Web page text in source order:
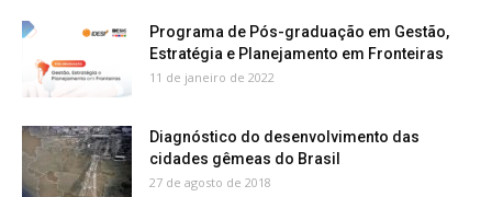
Programa de Pós-graduação em Gestão,
Estratégia e Planejamento em Fronteiras
11 de janeiro de 2022
Diagnóstico do desenvolvimento das
cidades gêmeas do Brasil
27 de agosto de 2018